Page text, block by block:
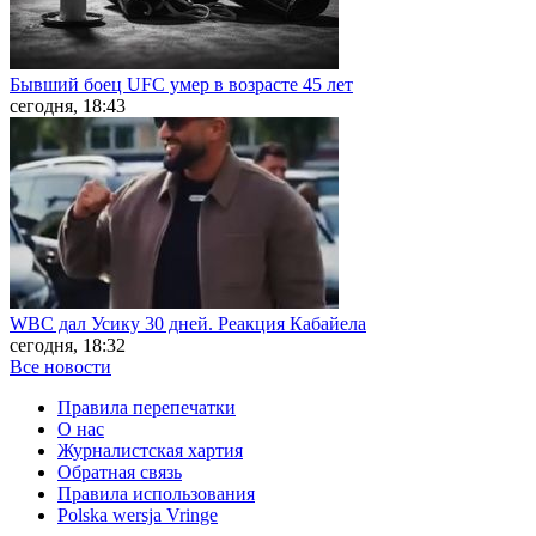
Бывший боец UFC умер в возрасте 45 лет
сегодня, 18:43
WBC дал Усику 30 дней. Реакция Кабайела
сегодня, 18:32
Все новости
Правила перепечатки
О нас
Журналистская хартия
Обратная связь
Правила использования
Polska wersja Vringe